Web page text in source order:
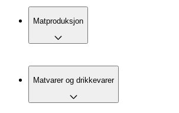
Matproduksjon
Matvarer og drikkevarer